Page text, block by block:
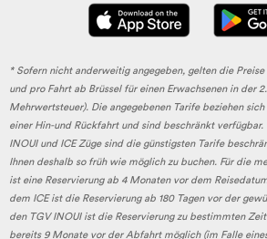
* Sofern nicht anderweitig angegeben, gelten die
und pro Fahrt ab Brüssel für einen Erwachsenen in der
Mehrwertsteuer). Die angegebenen Tarife beziehen
einer Hin-und Rückfahrt und sind beschränkt verfügbar.
INOUI und ICE Züge sind die günstigsten Tarife
Ihnen deshalb so früh wie möglich zu buchen. Für die
ist eine Reservierung ab 4 Monaten vor dem
dem ICE ist die Reservierung ab 180 Tagen vor der
den TGV INOUI ist die Reservierung zu bestimmten
bereits 9 Monate vor der Abfahrt möglich (im Falle